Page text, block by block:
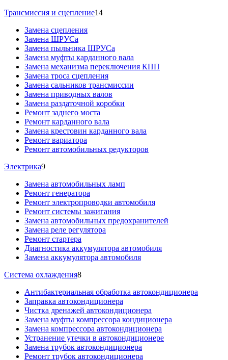
Трансмиссия и сцепление14
Замена сцепления
Замена ШРУСа
Замена пыльника ШРУСа
Замена муфты карданного вала
Замена механизма переключения КПП
Замена троса сцепления
Замена сальников трансмиссии
Замена приводных валов
Замена раздаточной коробки
Ремонт заднего моста
Ремонт карданного вала
Замена крестовин карданного вала
Ремонт вариатора
Ремонт автомобильных редукторов
Электрика9
Замена автомобильных ламп
Ремонт генератора
Ремонт электропроводки автомобиля
Ремонт системы зажигания
Замена автомобильных предохранителей
Замена реле регулятора
Ремонт стартера
Диагностика аккумулятора автомобиля
Замена аккумулятора автомобиля
Система охлаждения8
Антибактериальная обработка автокондиционера
Заправка автокондиционера
Чистка дренажей автокондиционера
Замена муфты компрессора кондиционера
Замена компрессора автокондиционера
Устранение утечки в автокондиционере
Замена трубок автокондиционера
Ремонт трубок автокондиционера